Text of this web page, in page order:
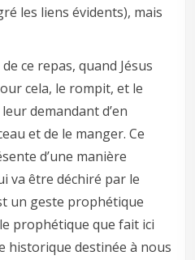
les liens évidents), mais
ce repas, quand Jésus
cela, le rompit, et le
demandant d’en
et de le manger. Ce
d’une manière
va être déchiré par le
un geste prophétique
prophétique que fait ici
historique destinée à nous